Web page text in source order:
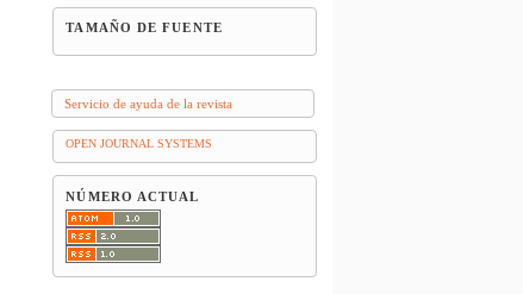
TAMAÑO DE FUENTE
Servicio de ayuda de la revista
OPEN JOURNAL SYSTEMS
NÚMERO ACTUAL